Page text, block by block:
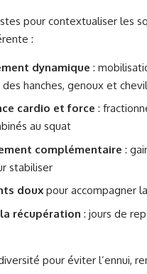
pour contextualiser les
:
dynamique :
hanches, genoux et
cardio et force :
au squat
complémentaire :
stabiliser
doux pour accompagner
récupération : jours de
pour éviter l’ennui,